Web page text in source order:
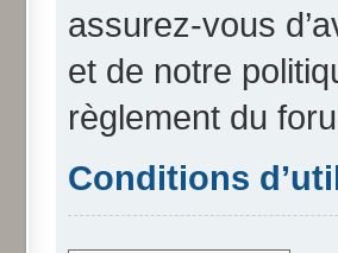
assurez-vous
et de notre
règlement du
Conditions